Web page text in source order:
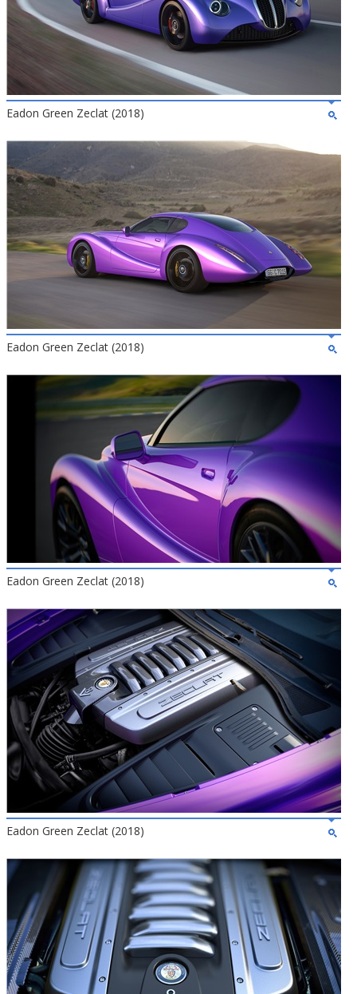
Eadon Green Zeclat (2018)
Eadon Green Zeclat (2018)
Eadon Green Zeclat (2018)
Eadon Green Zeclat (2018)